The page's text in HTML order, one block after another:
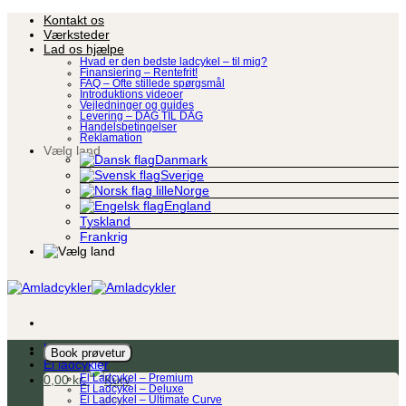
Fortsæt
indhold
Kontakt os
Værksteder
Lad os hjælpe
Hvad er den bedste ladcykel – til mig?
Finansiering – Rentefrit!
FAQ – Ofte stillede spørgsmål
Introduktions videoer
Vejledninger og guides
Levering – DAG TIL DAG
Handelsbetingelser
Reklamation
Vælg land
Danmark
Sverige
Norge
England
Tyskland
Frankrig
Book prøvetur
0,00kr.
Ladcykel
El ladcykler
El Ladcykel – Premium
El Ladcykel – Deluxe
El Ladcykel – Ultimate Curve